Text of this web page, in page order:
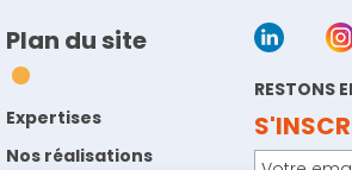
Plan du site
Expertises
Nos réalisations
RESTONS